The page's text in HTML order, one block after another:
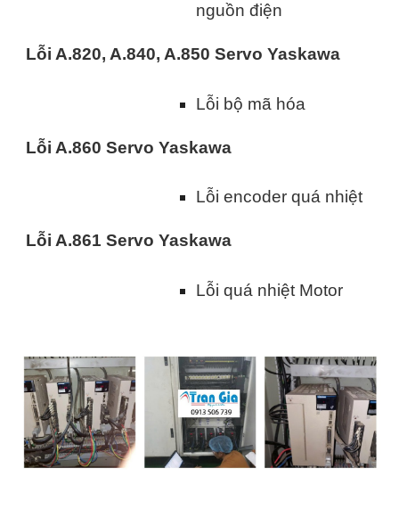
nguồn điện
Lỗi A.820, A.840, A.850 Servo Yaskawa
Lỗi bộ mã hóa
Lỗi A.860 Servo Yaskawa
Lỗi encoder quá nhiệt
Lỗi A.861 Servo Yaskawa
Lỗi quá nhiệt Motor